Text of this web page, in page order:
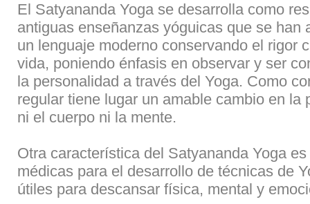
El Satyananda Yoga se desarrolla como
antiguas enseñanzas yóguicas que se han
un lenguaje moderno conservando el rigor
vida, poniendo énfasis en observar y ser
la personalidad a través del Yoga. Como
regular tiene lugar un amable cambio en la
ni el cuerpo ni la mente.
Otra característica del Satyananda Yoga
médicas para el desarrollo de técnicas de
útiles para descansar física, mental y